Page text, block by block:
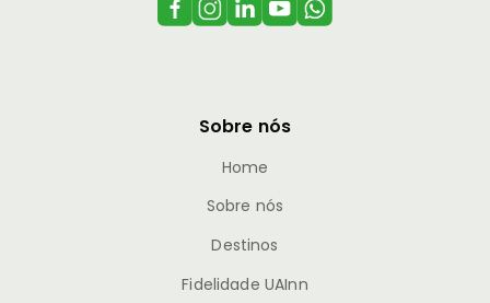
Sobre nós
Home
Sobre nós
Destinos
Fidelidade UAInn